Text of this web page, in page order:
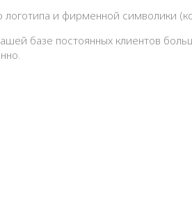
логотипа и фирменной символики
базе постоянных клиентов